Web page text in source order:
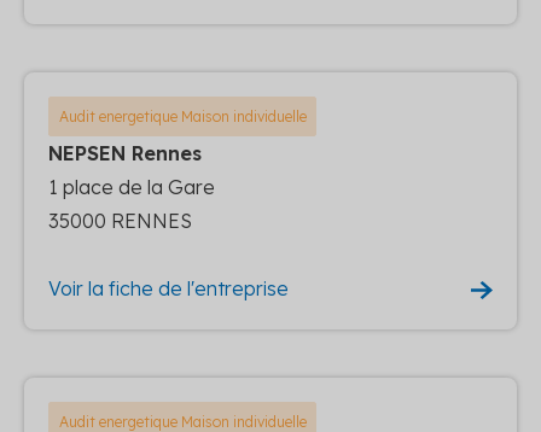
Audit energetique Maison individuelle
NEPSEN Rennes
1 place de la Gare
35000 RENNES
Voir la fiche de l'entreprise
Audit energetique Maison individuelle